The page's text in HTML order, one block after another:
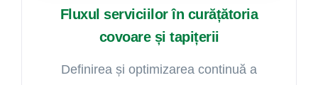
Fluxul serviciilor în curățătoria
covoare și tapițerii
Definirea și optimizarea continuă a